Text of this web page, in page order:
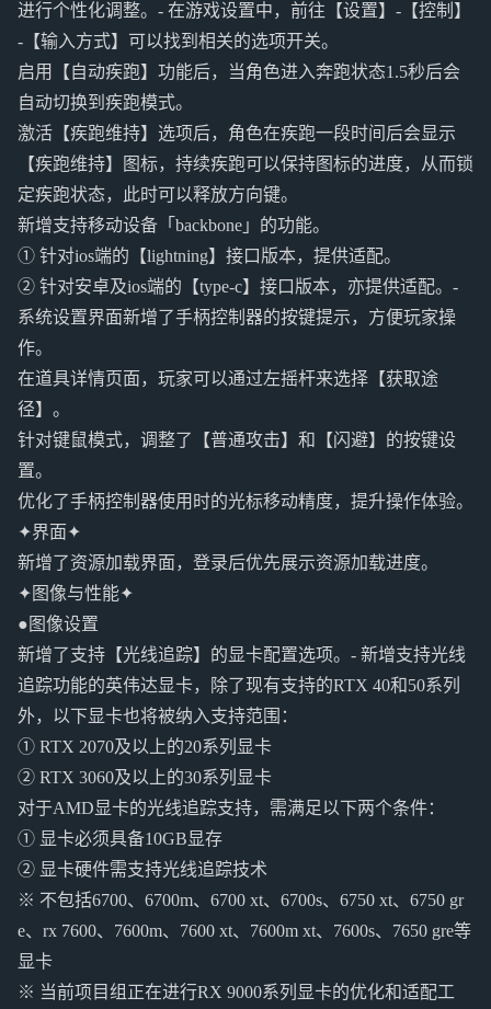
进行个性化调整。- 在游戏设置中，前往【设置】-【控制】
-【输入方式】可以找到相关的选项开关。
启用【自动疾跑】功能后，当角色进入奔跑状态1.5秒后会
自动切换到疾跑模式。
激活【疾跑维持】选项后，角色在疾跑一段时间后会显示
【疾跑维持】图标，持续疾跑可以保持图标的进度，从而锁
定疾跑状态，此时可以释放方向键。
新增支持移动设备「backbone」的功能。
① 针对ios端的【lightning】接口版本，提供适配。
② 针对安卓及ios端的【type-c】接口版本，亦提供适配。-
系统设置界面新增了手柄控制器的按键提示，方便玩家操
作。
在道具详情页面，玩家可以通过左摇杆来选择【获取途
径】。
针对键鼠模式，调整了【普通攻击】和【闪避】的按键设
置。
优化了手柄控制器使用时的光标移动精度，提升操作体验。
✦界面✦
新增了资源加载界面，登录后优先展示资源加载进度。
✦图像与性能✦
●图像设置
新增了支持【光线追踪】的显卡配置选项。- 新增支持光线
追踪功能的英伟达显卡，除了现有支持的RTX 40和50系列
外，以下显卡也将被纳入支持范围：
① RTX 2070及以上的20系列显卡
② RTX 3060及以上的30系列显卡
对于AMD显卡的光线追踪支持，需满足以下两个条件：
① 显卡必须具备10GB显存
② 显卡硬件需支持光线追踪技术
※ 不包括6700、6700m、6700 xt、6700s、6750 xt、6750 gr
e、rx 7600、7600m、7600 xt、7600m xt、7600s、7650 gre等
显卡
※ 当前项目组正在进行RX 9000系列显卡的优化和适配工